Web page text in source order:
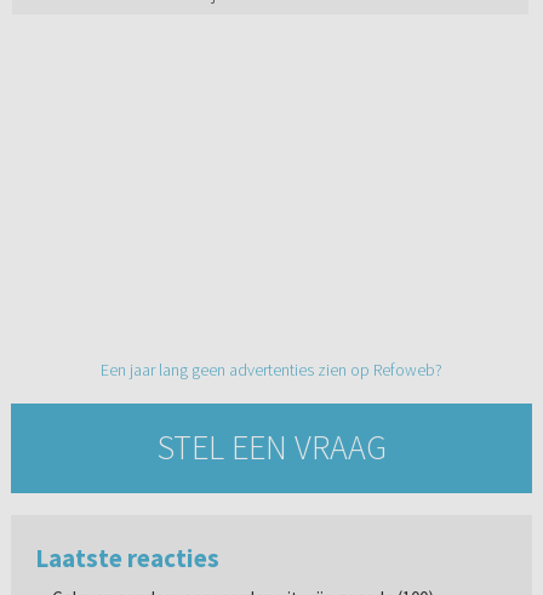
Een jaar lang geen advertenties zien op Refoweb?
STEL EEN VRAAG
Laatste reacties